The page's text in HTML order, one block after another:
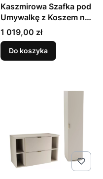
Kaszmirowa Szafka pod
Umywalkę z Koszem na
Pranie 100cm Orio
Cena
1 019,00 zł
Do koszyka